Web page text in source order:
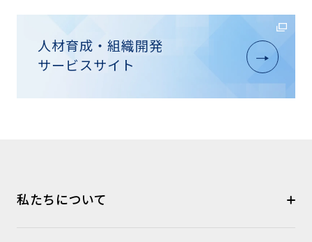
人材育成・組織開発
サービスサイト
私たちについて